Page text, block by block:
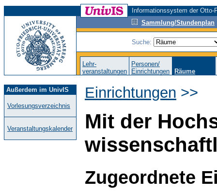
Informationssystem der
Sammlung/Stundenplan
Suche:
Lehr-
veranstaltungen
Personen/
Einrichtungen
Räume
Außerdem im UnivIS
Vorlesungsverzeichnis
Veranstaltungskalender
Einrichtungen >>
Mit der
Zugeordnete